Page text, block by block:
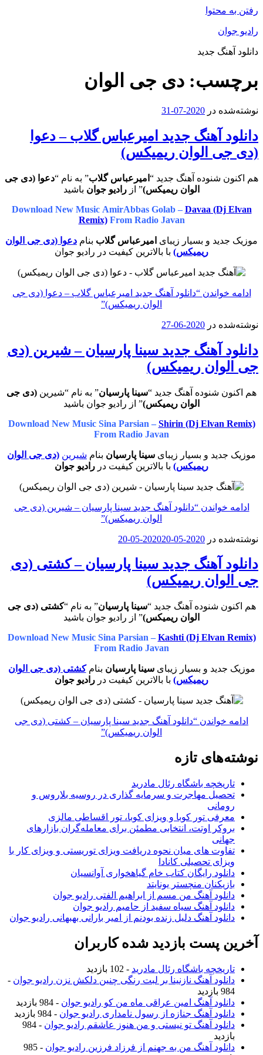
رفتن به محتوا
رادیو جوان
دانلود آهنگ جدید
برچسب: دی جی الوان
نوشته‌شده در 2020-07-31
دانلود آهنگ جدید امیرعباس گلاب – دعوا
(دی جی الوان ریمیکس)
هم اکنون شنوده آهنگ جدید “ امیرعباس گلاب” به نام “دعوا (دی جی
الوان ریمیکس)” از رادیو جوان باشید
Download New Music AmirAbbas Golab – Davaa (Dj Elvan
Remix)From Radio Javan
موزیک جدید و بسیار زیبای امیرعباس گلاب بنام دعوا (دی جی الوان
ریمیکس) با بالاترین کیفیت در رادیو جوان
ادامه خواندن “دانلود آهنگ جدید امیرعباس گلاب – دعوا (دی جی
الوان ریمیکس)”
نوشته‌شده در 2020-06-27
دانلود آهنگ جدید سینا پارسیان – شیرین (دی
جی الوان ریمیکس)
هم اکنون شنوده آهنگ جدید “سینا پارسیان” به نام “شیرین (دی جی
الوان ریمیکس)” از رادیو جوان باشید
Download New Music Sina Parsian – Shirin (Dj Elvan Remix)
From Radio Javan
موزیک جدید و بسیار زیبای سینا پارسیان بنام شیرین (دی جی الوان
ریمیکس) با بالاترین کیفیت در رادیو جوان
ادامه خواندن “دانلود آهنگ جدید سینا پارسیان – شیرین (دی جی
الوان ریمیکس)”
نوشته‌شده در 2020-05-20
2020-05-20
دانلود آهنگ جدید سینا پارسیان – کشتی (دی
جی الوان ریمیکس)
هم اکنون شنوده آهنگ جدید “سینا پارسیان” به نام “کشتی (دی جی
الوان ریمیکس)” از رادیو جوان باشید
Download New Music Sina Parsian – Kashti (Dj Elvan Remix)
From Radio Javan
موزیک جدید و بسیار زیبایسینا پارسیان بنامکشتی (دی جی الوان
ریمیکس) با بالاترین کیفیت در رادیو جوان
ادامه خواندن “دانلود آهنگ جدید سینا پارسیان – کشتی (دی جی
الوان ریمیکس)”
نوشته‌های تازه
تاریخچه باشگاه رئال مادرید
تحصیل مهاجرت و سرمایه گذاری در روسیه بلاروس و
رومانی
معرفی تور کوبا و ویزای کوبا، تور اقساطی مالزی
بروکر اوتت، انتخابی مطمئن برای معامله‌گران بازارهای
جهانی
تفاوت های میان نحوه دریافت ویزای توریستی و ویزای کار با
ویزای تحصیلی کانادا
دانلود رایگان کتاب خام گیاهخواری آوانسیان
بازیکنان منچستر یونایتد
دانلود آهنگ من مسم از ابراهیم الفتی رادیو جوان
دانلود آهنگ سیاه سفید از حامیم رادیو جوان
دانلود آهنگ دلیل زنده بودنم از امیر بارانی بهبهانی رادیو جوان
آخرین پست بازدید شده کاربران
تاریخچه باشگاه رئال مادرید - 102 بازدید
دانلود آهنگ نازنینا بر لبت رنگی چنین دلکش نزن رادیو جوان -
984 بازدید
دانلود آهنگ امین عراقی ماه من کو رادیو جوان - 984 بازدید
دانلود آهنگ جنازه از رسول نامداری رادیو جوان - 984 بازدید
دانلود آهنگ تو نیستی و من هنوز عاشقم رادیو جوان
- 984
بازدید
دانلود آهنگ من به جهنم از فرزاد فرزین رادیو جوان
- 985